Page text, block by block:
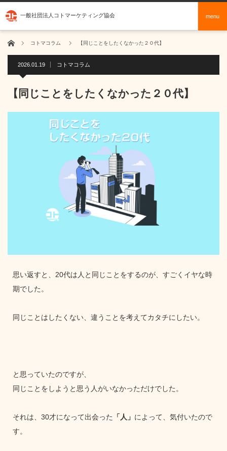
一般社団法人コトマーケティング協会 menu
ホーム コトマコラム 【同じことをしたくなかった２０代】
2026.01.19 コトマコラム
【同じことをしたくなかった２０代】
思い返すと、20代は人と同じことをするのが、すごくイヤな時
期でした。
同じことはしたくない、違うことを考えてカタチにしたい。
と思っていたのですが、
同じことをしようと思う人がいなかっただけでした。
それは、30才になって出会った 「人」 によって、気付いたので
す。